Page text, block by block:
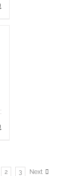
2 3 Next